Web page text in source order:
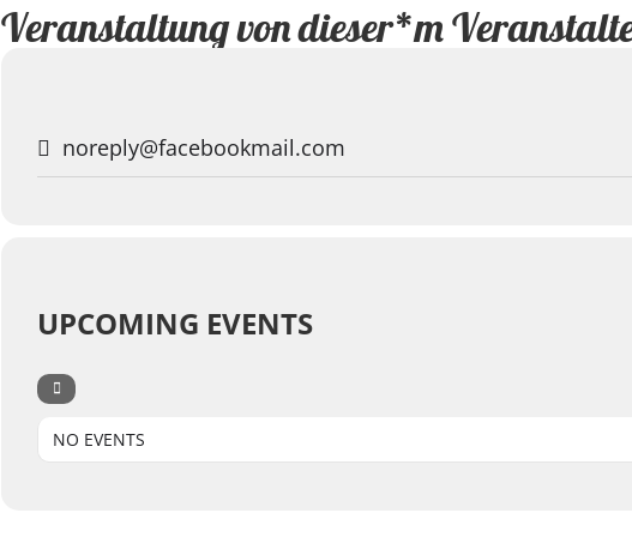
Veranstaltung von dieser*m
noreply@facebookmail.com
UPCOMING EVENTS
NO EVENTS